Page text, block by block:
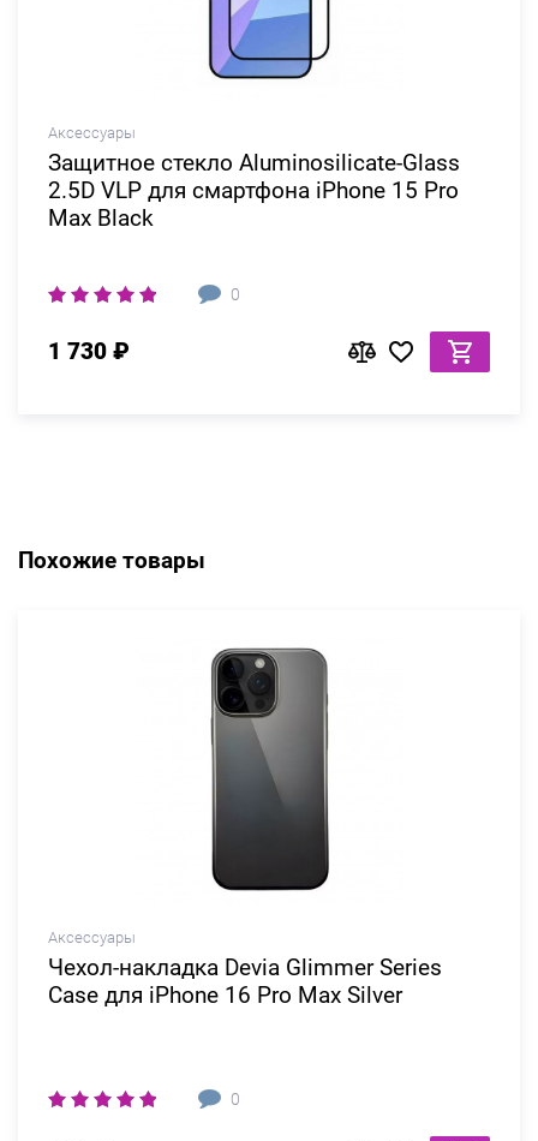
Аксессуары
Защитное стекло Aluminosilicate-Glass
2.5D VLP для смартфона iPhone 15 Pro
Max Black
0
1 730 ₽
Похожие товары
Аксессуары
Чехол-накладка Devia Glimmer Series
Case для iPhone 16 Pro Max Silver
0